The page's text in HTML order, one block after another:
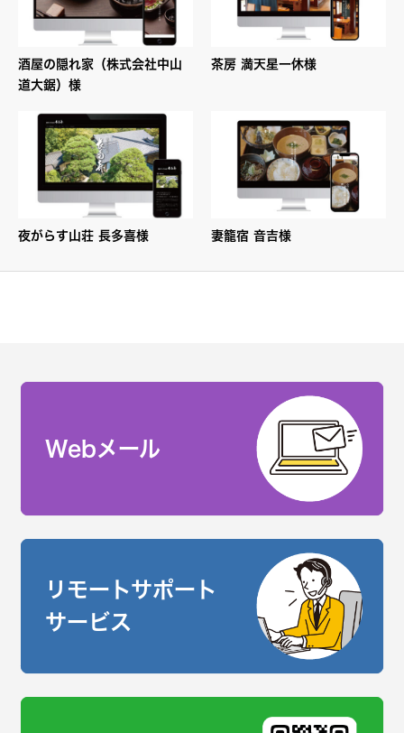
酒屋の隠れ家（株式会社中山
道大鋸）様
茶房 満天星一休様
夜がらす山荘 長多喜様 妻籠宿 音吉様
Webメール
リモートサポート
サービス